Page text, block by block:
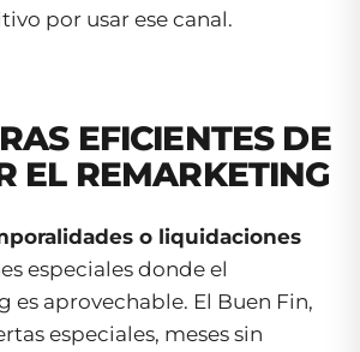
por usar ese canal.
EFICIENTES DE
EL REMARKETING
o liquidaciones
especiales donde el
es aprovechable. El Buen Fin,
especiales, meses sin